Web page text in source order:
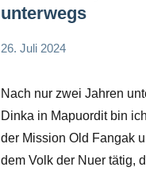
unterwegs
26. Juli 2024
Nach nur zwei Jahren
Dinka in Mapuordit bin
der Mission Old Fangak
dem Volk der Nuer tätig,